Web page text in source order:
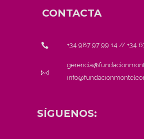
CONTACTA
+34 987 97 99 14 // +34
SÍGUENOS: